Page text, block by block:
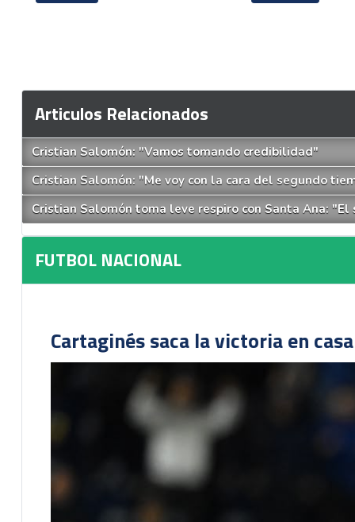
Articulos Relacionados
Cristian Salomón: "Vamos tomando credibilidad"
Cristian Salomón: "Me voy con la cara del segundo
Cristian Salomón toma leve respiro con Santa Ana:
FUTBOL NACIONAL
Cartaginés saca la victoria en